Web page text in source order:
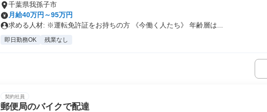
千葉県我孫子市
月給40万円～95万円
求める人材: ※運転免許証をお持ちの方 《今働く人たち》 年齢層は...
即日勤務OK 残業なし
契約社員
郵便局のバイクで配達